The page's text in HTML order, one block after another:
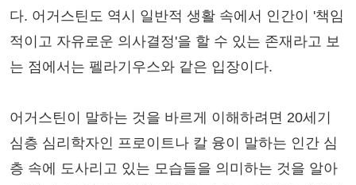
다. 어거스틴도 역시 일반적 생활 속에서 인간이 '책임
적이고 자유로운 의사결정'을 할 수 있는 존재라고 보
는 점에서는 펠라기우스와 같은 입장이다.
어거스틴이 말하는 것을 바르게 이해하려면 20세기
심층 심리학자인 프로이트나 칼 융이 말하는 인간 심
층 속에 도사리고 있는 모습들을 의미하는 것을 알아